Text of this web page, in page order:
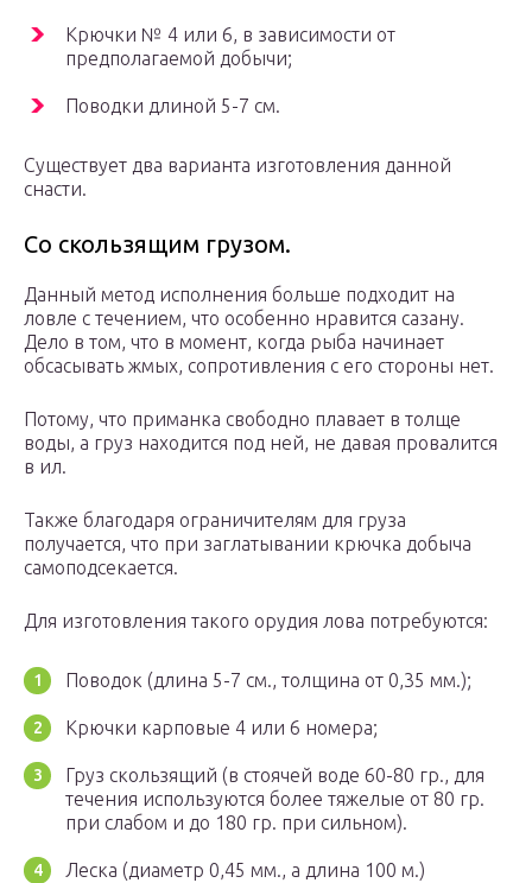
Крючки № 4 или 6, в зависимости от
предполагаемой добычи;
Поводки длиной 5-7 см.
Существует два варианта изготовления данной
снасти.
Со скользящим грузом.
Данный метод исполнения больше подходит на
ловле с течением, что особенно нравится сазану.
Дело в том, что в момент, когда рыба начинает
обсасывать жмых, сопротивления с его стороны нет.
Потому, что приманка свободно плавает в толще
воды, а груз находится под ней, не давая провалится
в ил.
Также благодаря ограничителям для груза
получается, что при заглатывании крючка добыча
самоподсекается.
Для изготовления такого орудия лова потребуются:
Поводок (длина 5-7 см., толщина от 0,35 мм.);
Крючки карповые 4 или 6 номера;
Груз скользящий (в стоячей воде 60-80 гр., для
течения используются более тяжелые от 80 гр.
при слабом и до 180 гр. при сильном).
Леска (диаметр 0,45 мм., а длина 100 м.)